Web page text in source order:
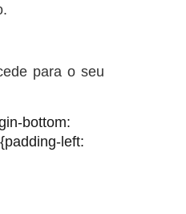
e para o seu
bottom:
left: